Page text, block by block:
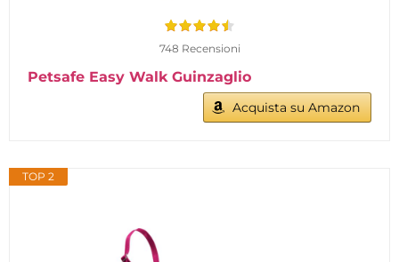
748 Recensioni
Petsafe Easy Walk Guinzaglio
Acquista su Amazon
TOP 2